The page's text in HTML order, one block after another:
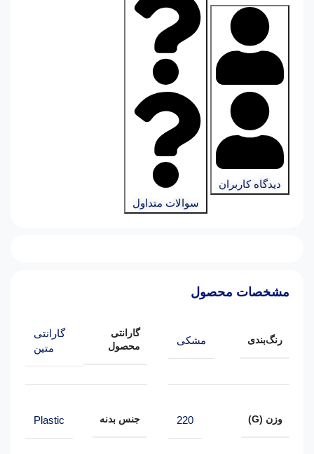
دیدگاه کاربران
سوالات متداول
مشخصات محصول
رنگ‌بندی مشکی
گارانتی
محصول
گارانتی
متین
وزن (G) 220 جنس بدنه Plastic